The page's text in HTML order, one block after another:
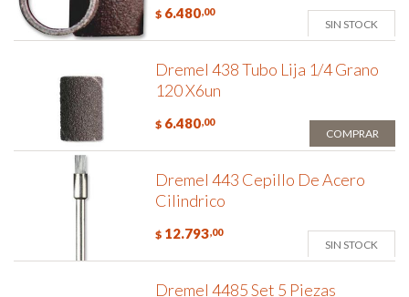
$ 6.480,00
SIN STOCK
Dremel 438 Tubo Lija 1/4 Grano
120 X6un
$ 6.480,00
COMPRAR
Dremel 443 Cepillo De Acero
Cilindrico
$ 12.793,00
SIN STOCK
Dremel 4485 Set 5 Piezas